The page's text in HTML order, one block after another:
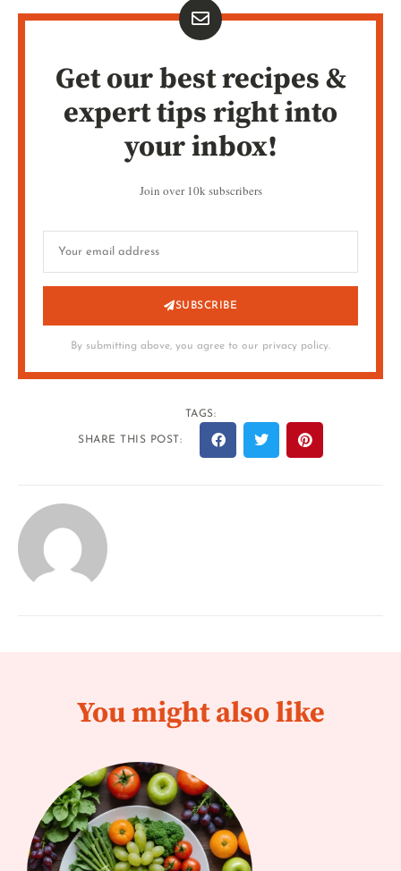
Get our best recipes &
expert tips right into
your inbox!
Join over 10k subscribers
SUBSCRIBE
By submitting above, you agree to our privacy policy.
TAGS:
SHARE THIS POST:
You might also like